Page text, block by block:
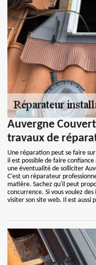
Auvergne
travaux de
Une réparation peut se faire
il est possible de faire
une éventualité de solliciter
C'est un réparateur
matière. Sachez qu'il peut
concurrence. Si vous voulez
visiter son site web. Il est aussi